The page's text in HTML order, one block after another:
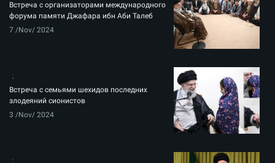
Встреча с организаторами международного
форума памяти Джафара ибн Аби Талеб
7 /Nov/ 2024
Встреча с семьями шехидов последних
злодеяний сионистов
3 /Nov/ 2024